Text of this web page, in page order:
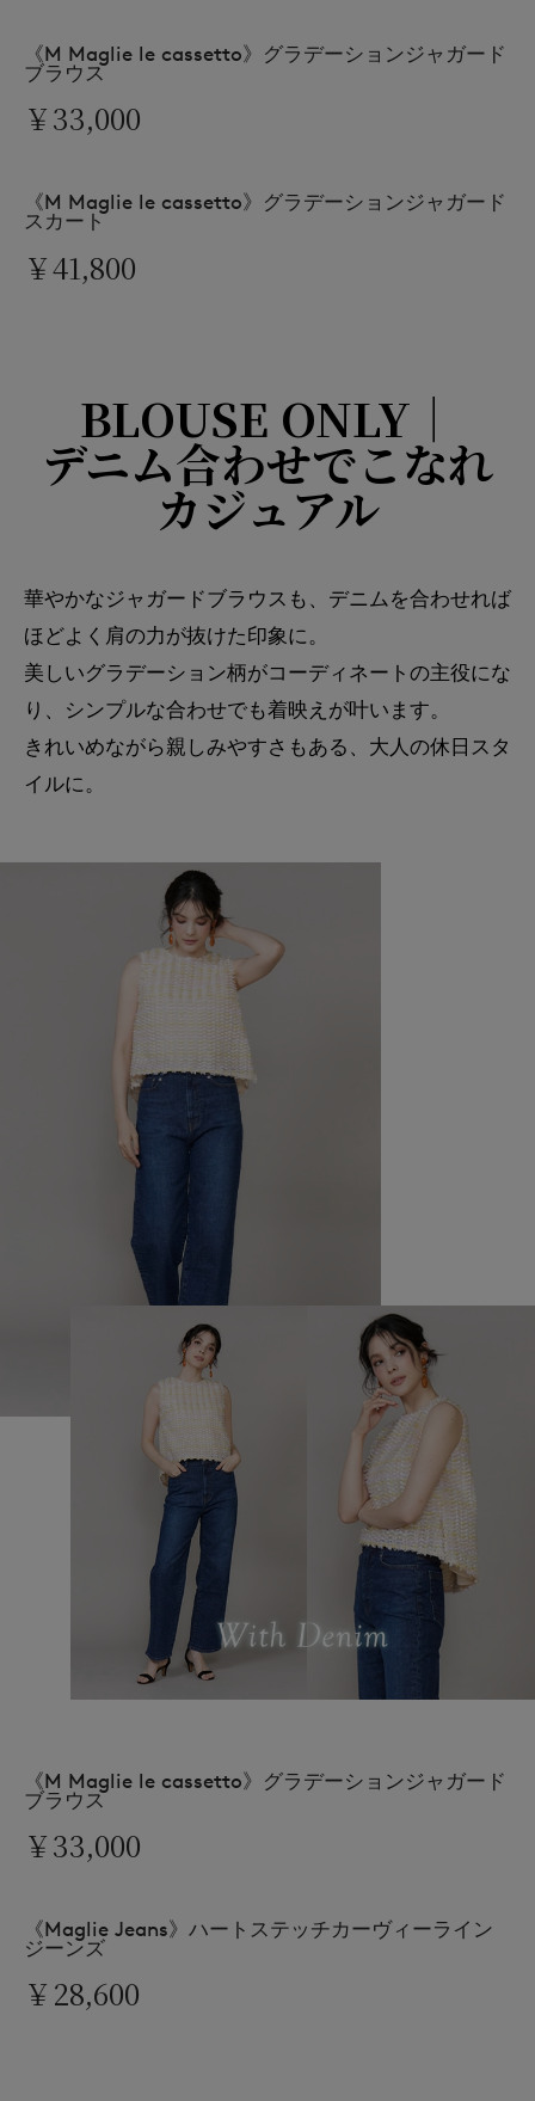
《M Maglie le cassetto》グラデーションジャガード
ブラウス
￥33,000
《M Maglie le cassetto》グラデーションジャガード
スカート
￥41,800
BLOUSE ONLY｜
デニム合わせでこなれ
カジュアル
華やかなジャガードブラウスも、デニムを合わせれば
ほどよく肩の力が抜けた印象に。
美しいグラデーション柄がコーディネートの主役にな
り、シンプルな合わせでも着映えが叶います。
きれいめながら親しみやすさもある、大人の休日スタ
イルに。
《M Maglie le cassetto》グラデーションジャガード
ブラウス
￥33,000
《Maglie Jeans》ハートステッチカーヴィーライン
ジーンズ
￥28,600